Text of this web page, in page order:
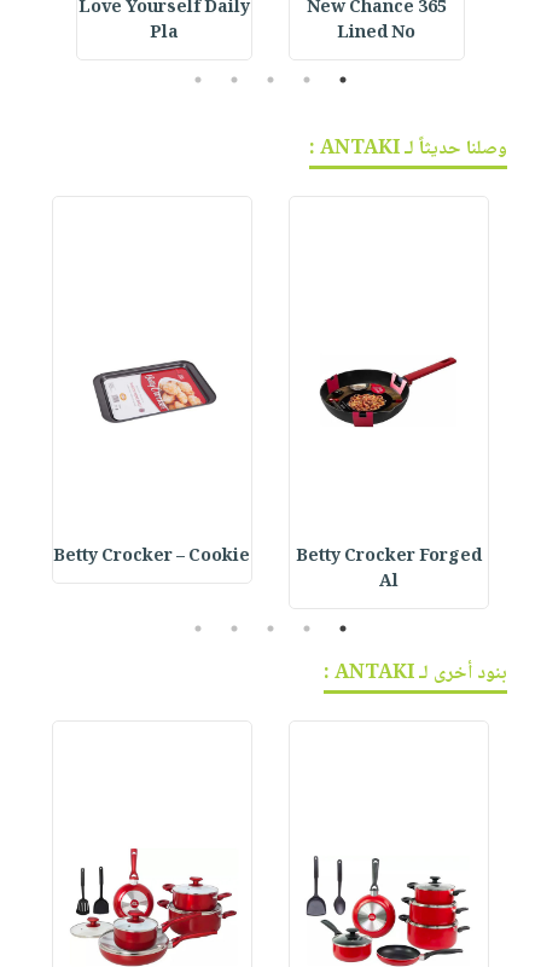
365 New Chance
Lined No
Love Yourself Daily
Pla
1
2
3
4
5
وصلنا حديثاً لـ ANTAKI :
Betty Crocker Forged
Al
Betty Crocker – Cookie
1
2
3
4
5
بنود أخرى لـ ANTAKI :